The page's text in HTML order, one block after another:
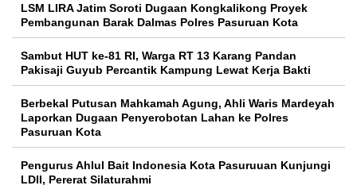
LSM LIRA Jatim Soroti Dugaan Kongkalikong Proyek
Pembangunan Barak Dalmas Polres Pasuruan Kota
Sambut HUT ke-81 RI, Warga RT 13 Karang Pandan
Pakisaji Guyub Percantik Kampung Lewat Kerja Bakti
Berbekal Putusan Mahkamah Agung, Ahli Waris Mardeyah
Laporkan Dugaan Penyerobotan Lahan ke Polres
Pasuruan Kota
Pengurus Ahlul Bait Indonesia Kota Pasuruuan Kunjungi
LDII, Pererat Silaturahmi